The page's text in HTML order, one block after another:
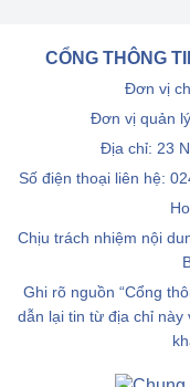
CỔNG THÔNG
Đơn vị
Đơn vị quản
Địa chỉ: 23
Số điện thoại liên hệ:
Chịu trách nhiệm nội
Ghi rõ nguồn “Cổng
dẫn lại tin từ địa chỉ